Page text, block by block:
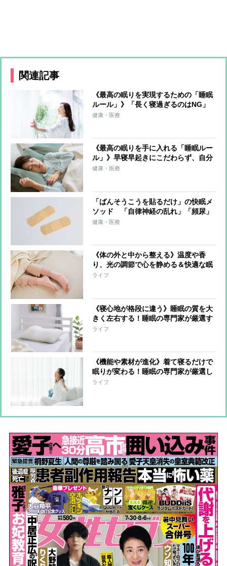
関連記事
《最高の眠りを実現するための「睡眠
ルール」》「長く寝過ぎるのはNG」
「夕食は就寝の2〜3時間前」「入浴は
健康・医療
《最高の眠りを手に入れる「睡眠ルー
ル」》早寝早起きにこだわらず、自分
に合ったリズムを選ぶことが重要 最
健康・医療
「ばんそうこうを貼るだけ」の快眠メ
ソッド 「自律神経の乱れ」「頻尿」
「歯ぎしり」など症状別の貼り方も紹
健康・医療
《体の外と中から整える》温度や香
り、光の調節で心を静める＆快適な眠
りへ導く！睡眠の専門家が選んだ快眠
ライフ
《寝心地が格段に違う》睡眠の質を大
きく左右する！睡眠の専門家が厳選す
る「枕＆パッド」4選
ライフ
《機能や素材が進化》着て寝るだけで
眠りが変わる！睡眠の専門家が厳選し
たリカバリー系ウェア6選
ライフ